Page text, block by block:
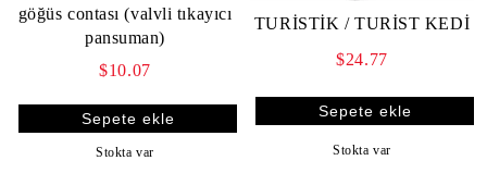
göğüs contası (valvli tıkayıcı
pansuman)
$10.07
Stokta var
TURİSTİK / TURİST KEDİ
$24.77
Stokta var